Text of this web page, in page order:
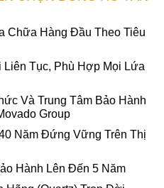
Chữa Hàng Đầu Theo Tiêu
Liên Tục, Phù Hợp Mọi Lứa
Và Trung Tâm Bảo Hành
Group
Năm Đứng Vững Trên Thị
Hành Lên Đến 5 Năm